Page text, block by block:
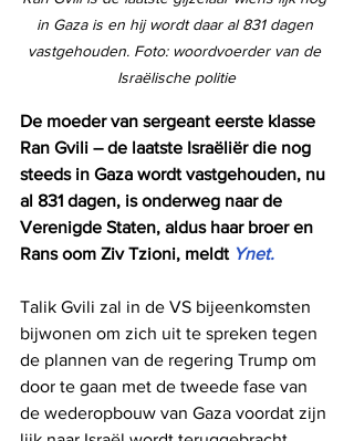
in Gaza is en hij wordt daar al 831 dagen
vastgehouden. Foto: woordvoerder van de
Israëlische politie
De moeder van sergeant eerste klasse
Ran Gvili – de laatste Israëliër die nog
steeds in Gaza wordt vastgehouden, nu
al 831 dagen, is onderweg naar de
Verenigde Staten, aldus haar broer en
Rans oom Ziv Tzioni, meldt Ynet.
Talik Gvili zal in de VS bijeenkomsten
bijwonen om zich uit te spreken tegen
de plannen van de regering Trump om
door te gaan met de tweede fase van
de wederopbouw van Gaza voordat zijn